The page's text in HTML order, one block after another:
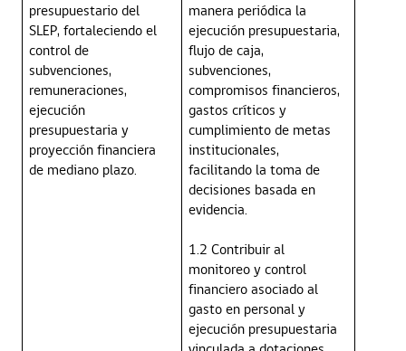
presupuestario del
SLEP, fortaleciendo el
control de
subvenciones,
remuneraciones,
ejecución
presupuestaria y
proyección financiera
de mediano plazo.
manera periódica la
ejecución presupuestaria,
flujo de caja,
subvenciones,
compromisos financieros,
gastos críticos y
cumplimiento de metas
institucionales,
facilitando la toma de
decisiones basada en
evidencia.
1.2 Contribuir al
monitoreo y control
financiero asociado al
gasto en personal y
ejecución presupuestaria